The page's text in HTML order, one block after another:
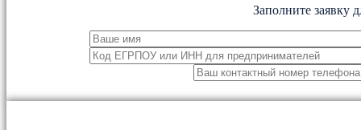
Заполните заявку